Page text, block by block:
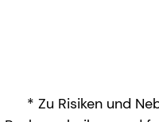
* Zu Risiken und